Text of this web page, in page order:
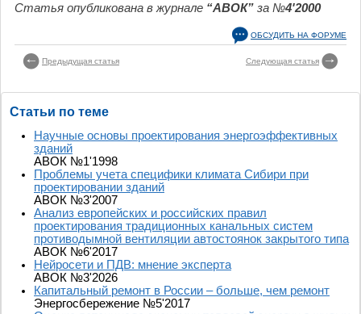
Статья опубликована в журнале “АВОК” за №4'2000
ОБСУДИТЬ НА ФОРУМЕ
Предыдущая статья Следующая статья
Статьи по теме
Научные основы проектирования энергоэффективных
зданий
АВОК №1'1998
Проблемы учета специфики климата Сибири при
проектировании зданий
АВОК №3'2007
Анализ европейских и российских правил
проектирования традиционных канальных систем
противодымной вентиляции автостоянок закрытого типа
АВОК №6'2017
Нейросети и ПДВ: мнение эксперта
АВОК №3'2026
Капитальный ремонт в России – больше, чем ремонт
Энергосбережение №5'2017